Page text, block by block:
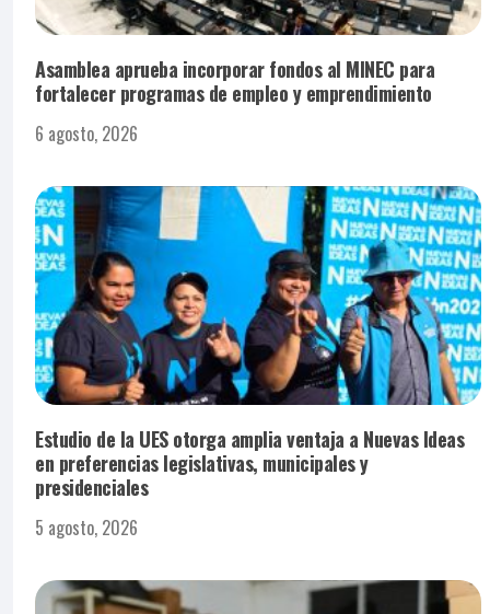
Asamblea aprueba incorporar fondos al MINEC para
fortalecer programas de empleo y emprendimiento
6 agosto, 2026
Estudio de la UES otorga amplia ventaja a Nuevas Ideas
en preferencias legislativas, municipales y
presidenciales
5 agosto, 2026